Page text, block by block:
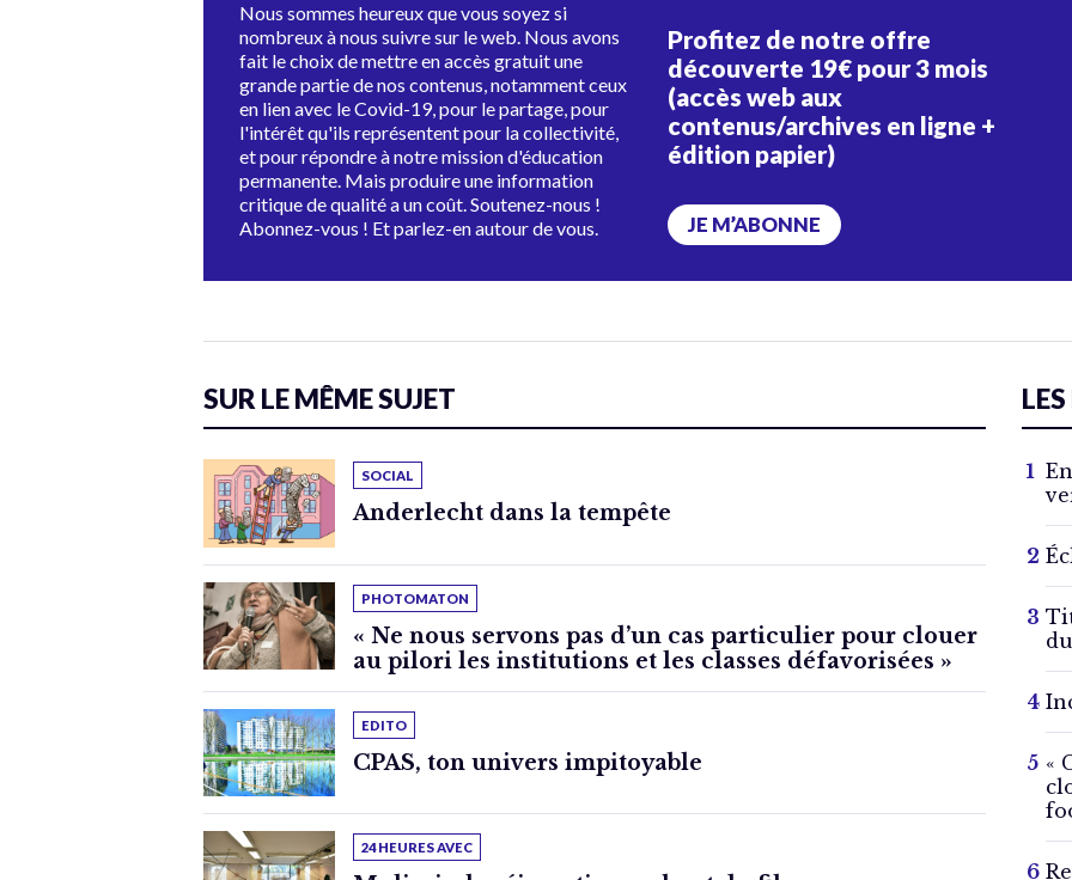
Nous sommes heureux que vous soyez si
nombreux à nous suivre sur le web. Nous avons
fait le choix de mettre en accès gratuit une
grande partie de nos contenus, notamment ceux
en lien avec le Covid-19, pour le partage, pour
l'intérêt qu'ils représentent pour la collectivité,
et pour répondre à notre mission d'éducation
permanente. Mais produire une information
critique de qualité a un coût. Soutenez-nous !
Abonnez-vous ! Et parlez-en autour de vous.
Profitez de notre offre
découverte 19€ pour 3 mois
(accès web aux
contenus/archives en ligne +
édition papier)
JE M’ABONNE
SUR LE MÊME SUJET
SOCIAL
Anderlecht dans la tempête
PHOTOMATON
« Ne nous servons pas d’un cas particulier pour clouer
au pilori les institutions et les classes défavorisées »
EDITO
CPAS, ton univers impitoyable
24 HEURES AVEC
«